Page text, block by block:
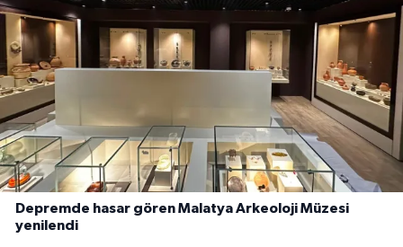
Depremde hasar gören Malatya Arkeoloji Müzesi
yenilendi